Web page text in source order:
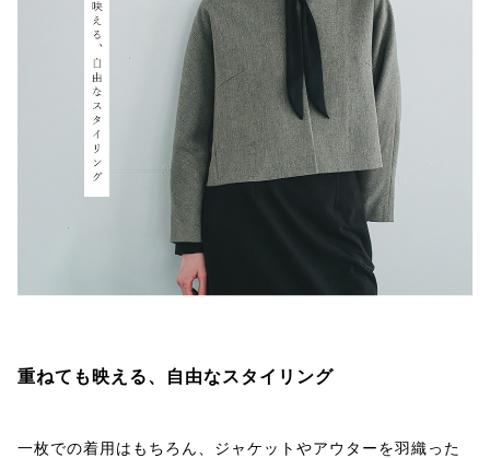
重ねても映える、自由なスタイリング
一枚での着用はもちろん、ジャケットやアウターを羽織った